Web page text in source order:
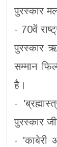
पुरस्कार
- 70वें
पुरस्कार
सम्मान
है।
-
पुरस्कार
- 'काबेरी